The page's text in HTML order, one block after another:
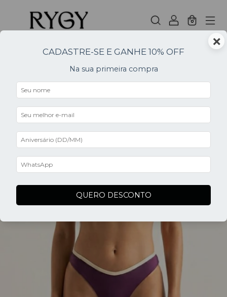
0
×
CADASTRE-SE E GANHE 10% OFF
Na sua primeira compra
QUERO DESCONTO